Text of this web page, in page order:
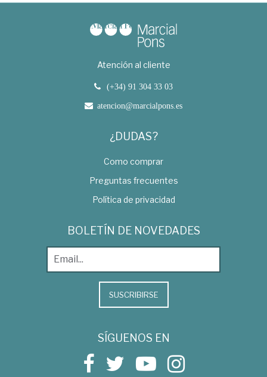
Atención al cliente
(+34) 91 304 33 03
atencion@marcialpons.es
¿DUDAS?
Como comprar
Preguntas frecuentes
Política de privacidad
BOLETÍN DE NOVEDADES
SUSCRIBIRSE
SÍGUENOS EN